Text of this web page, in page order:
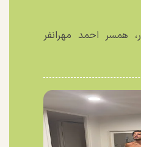
همسر احمد مهرانفر